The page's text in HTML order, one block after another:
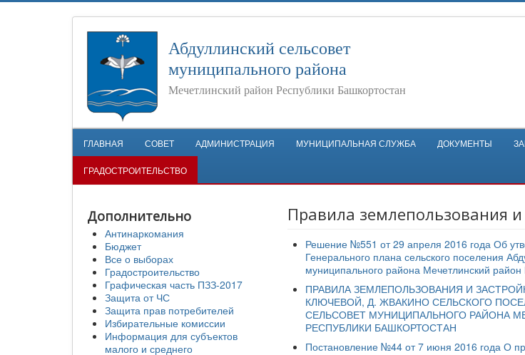
Абдуллинский сельсовет
муниципального района
Мечетлинский район Республики Башкортостан
ГЛАВНАЯ СОВЕТ АДМИНИСТРАЦИЯ МУНИЦИПАЛЬНАЯ СЛУЖБА ДОКУМЕНТЫ
ГРАДОСТРОИТЕЛЬСТВО
Дополнительно
Антинаркомания
Бюджет
Все о выборах
Градостроительство
Графическая часть ПЗЗ-2017
Защита от ЧС
Защита прав потребителей
Избирательные комиссии
Информация для субъектов
малого и среднего
Правила землепользования и
Решение №551 от 29 апреля 2016 года Об
Генерального плана сельского поселения
муниципального района Мечетлинский район
ПРАВИЛА ЗЕМЛЕПОЛЬЗОВАНИЯ И
КЛЮЧЕВОЙ, Д. ЖВАКИНО СЕЛЬСКОГО
СЕЛЬСОВЕТ МУНИЦИПАЛЬНОГО РАЙОНА
РЕСПУБЛИКИ БАШКОРТОСТАН
Постановление №44 от 7 июня 2016 года О